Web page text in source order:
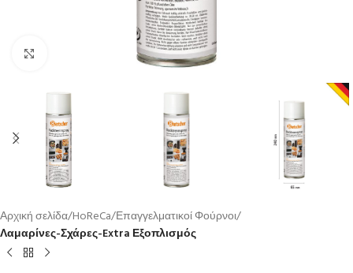
Κλικ για μεγέθυνση
Αρχική σελίδα HoReCa Επαγγελματικοί Φούρνοι
Λαμαρίνες-Σχάρες-Extra Εξοπλισμός